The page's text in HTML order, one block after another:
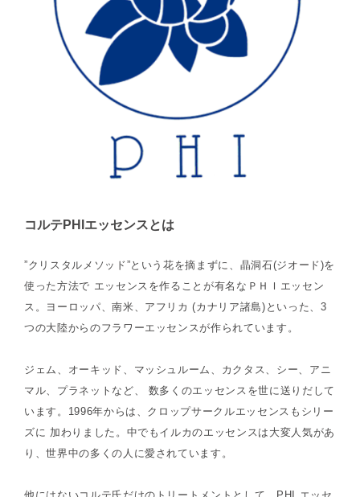
コルテPHIエッセンスとは
”クリスタルメソッド”という花を摘まずに、晶洞石(ジオード)を
使った方法で エッセンスを作ることが有名なＰＨＩエッセン
ス。ヨーロッパ、南米、アフリカ (カナリア諸島)といった、3
つの大陸からのフラワーエッセンスが作られています。
ジェム、オーキッド、マッシュルーム、カクタス、シー、アニ
マル、プラネットなど、 数多くのエッセンスを世に送りだして
います。1996年からは、クロップサークルエッセンスもシリー
ズに 加わりました。中でもイルカのエッセンスは大変人気があ
り、世界中の多くの人に愛されています。